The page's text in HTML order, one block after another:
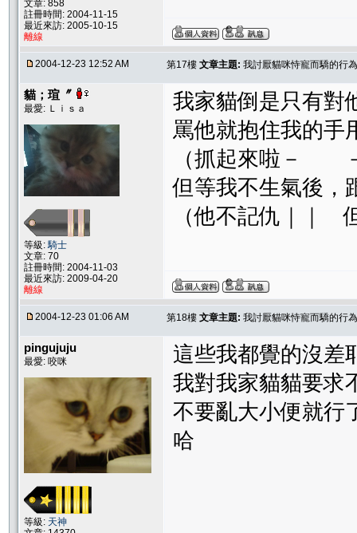
文章: 858
註冊時間: 2004-11-15
最近來訪: 2005-10-15
離線
2004-12-23 12:52 AM 第17樓 文章主題: 我討厭貓咪恃寵而驕的行
貓；瑄〞
最愛: Ｌｉｓａ
等級:騎士
文章: 70
註冊時間: 2004-11-03
最近來訪: 2009-04-20
離線
我家貓倒是只有對
罵他就抱住我的手
（抓起來啦－
但等我不生氣後
（他不記仇｜｜
2004-12-23 01:06 AM 第18樓 文章主題: 我討厭貓咪恃寵而驕的行
pingujuju
最愛: 咬咪
等級: 天神
這些我都覺的沒差
我對我家貓貓要求
不要亂大小便就行
哈